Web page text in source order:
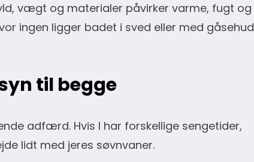
vægt og materialer påvirker varme, fugt og
ingen ligger badet i sved eller med gåsehud
til begge
adfærd. Hvis I har forskellige sengetider,
lidt med jeres søvnvaner.